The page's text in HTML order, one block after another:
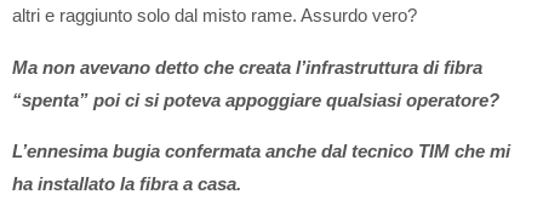
altri e raggiunto solo dal misto rame. Assurdo vero?
Ma non avevano detto che creata l’infrastruttura di fibra
“spenta” poi ci si poteva appoggiare qualsiasi operatore?
L’ennesima bugia confermata anche dal tecnico TIM che mi
ha installato la fibra a casa.